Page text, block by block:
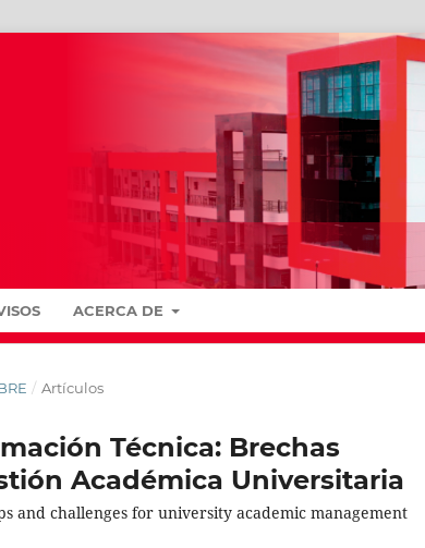
ACERCA DE
/ Artículos
Técnica: Brechas
Académica Universitaria
and challenges for university academic management